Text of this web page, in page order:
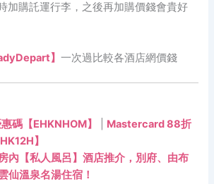
加購託運行李，之後再加購價錢會貴好
】一次過比較各酒店網價錢
碼【EHKNHOM】
Mastercard 88折
】
內【私人風呂】酒店推介，別府、由布
仙溫泉名湯住宿！